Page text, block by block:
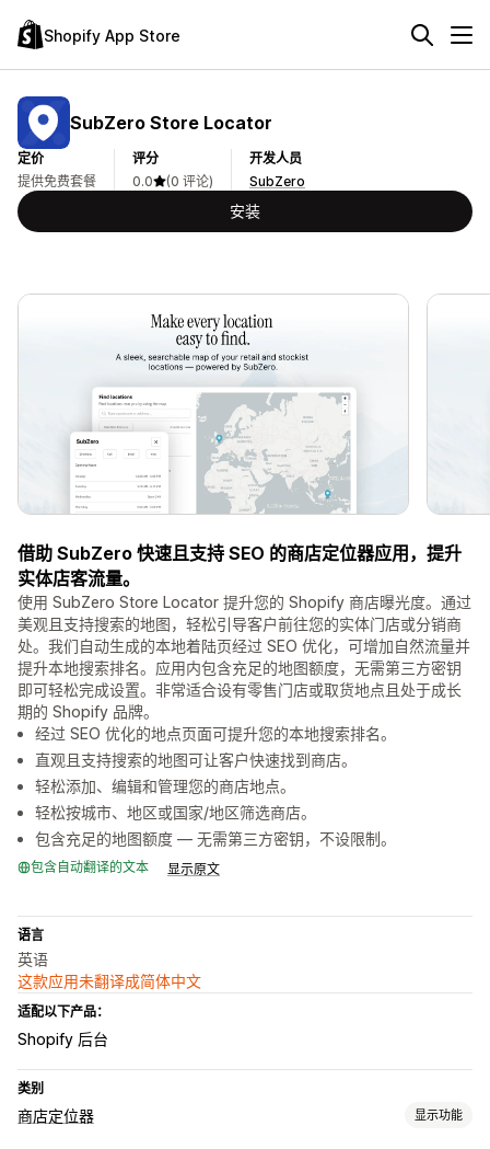
Shopify App Store
SubZero Store Locator
定价
提供免费套餐
评分
0.0
(0 评论)
开发人员
SubZero
安装
借助 SubZero 快速且支持 SEO 的商店定位器应用，提升
实体店客流量。
使用 SubZero Store Locator 提升您的 Shopify 商店曝光度。通过
美观且支持搜索的地图，轻松引导客户前往您的实体门店或分销商
处。我们自动生成的本地着陆页经过 SEO 优化，可增加自然流量并
提升本地搜索排名。应用内包含充足的地图额度，无需第三方密钥
即可轻松完成设置。非常适合设有零售门店或取货地点且处于成长
期的 Shopify 品牌。
经过 SEO 优化的地点页面可提升您的本地搜索排名。
直观且支持搜索的地图可让客户快速找到商店。
轻松添加、编辑和管理您的商店地点。
轻松按城市、地区或国家/地区筛选商店。
包含充足的地图额度 — 无需第三方密钥，不设限制。
包含自动翻译的文本 显示原文
语言
英语
这款应用未翻译成简体中文
适配以下产品：
Shopify 后台
类别
商店定位器 显示功能